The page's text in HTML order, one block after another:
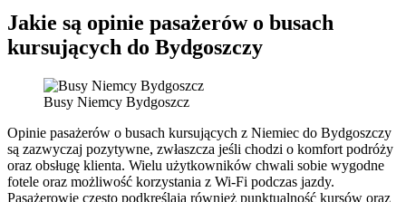
Jakie są opinie pasażerów o busach
kursujących do Bydgoszczy
Busy Niemcy Bydgoszcz
Opinie pasażerów o busach kursujących z Niemiec do Bydgoszczy
są zazwyczaj pozytywne, zwłaszcza jeśli chodzi o komfort podróży
oraz obsługę klienta. Wielu użytkowników chwali sobie wygodne
fotele oraz możliwość korzystania z Wi-Fi podczas jazdy.
Pasażerowie często podkreślają również punktualność kursów oraz